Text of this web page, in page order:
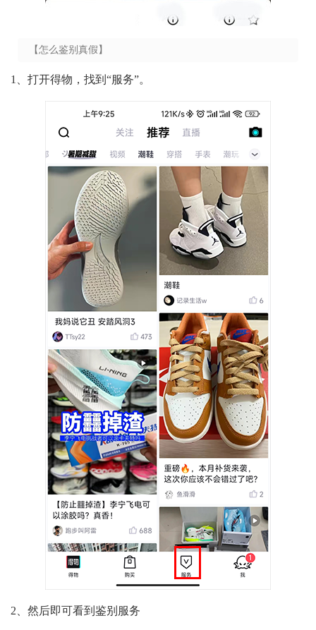
【怎么鉴别真假】
1、打开得物，找到“服务”。
2、然后即可看到鉴别服务